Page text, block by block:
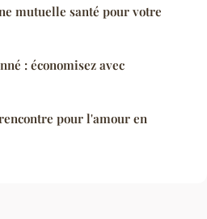
mutuelle santé pour votre
: économisez avec
pour l'amour en